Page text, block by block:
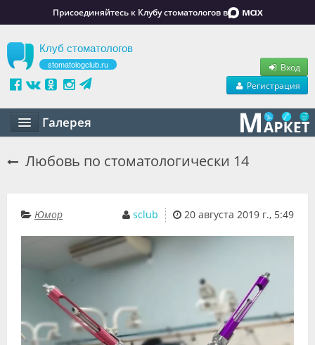
Присоединяйтесь к Клубу стоматологов в
Клуб стоматологов
stomatologclub.ru
Вход
Регистрация
Галерея
Обучение
Вакансии
Объявления
Видео
Любовь по стоматологически 14
20 августа 2019 г., 5:49
sclub
Юмор